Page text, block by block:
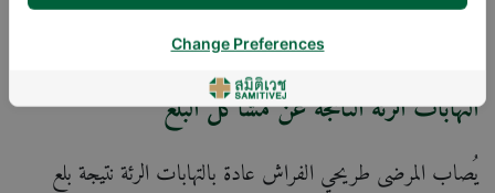
ويجب معالجة قرح الفراش فور ظهورها بتخفيف الوزن على تلك
التهابات الرئة الناتجة عن مشاكل البلع
يُصاب المرضى طريحي الفراش عادة بالتهابات الرئة نتيجة بلع
Change Preferences